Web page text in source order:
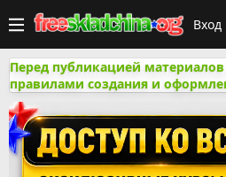
Вход
Перед публикацией материалов
правилами создания и